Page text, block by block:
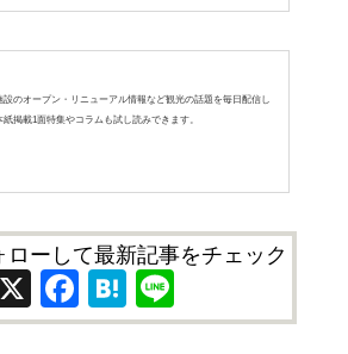
のオープン・リニューアル情報など観光の話題を毎日配信し
掲載1面特集やコラムも試し読みできます。
ローして最新記事をチェック
X Facebook
Hatena